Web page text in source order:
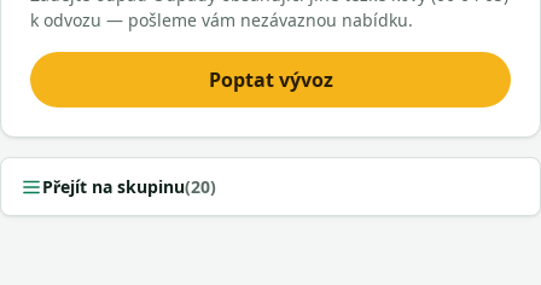
k odvozu — pošleme vám nezávaznou nabídku.
Poptat vývoz
Přejít na skupinu(20)